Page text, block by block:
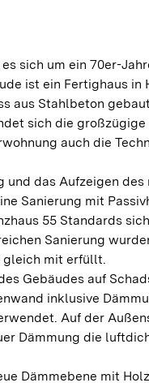
sich um ein 70er-
ist ein Fertighaus
aus Stahlbeton
sich die
auch die
und das Aufzeigen
Sanierung mit
55 Standards
Sanierung
gleich mit erfüllt.
Gebäudes auf
inklusive
Auf der
Dämmung die
Dämmebene mit